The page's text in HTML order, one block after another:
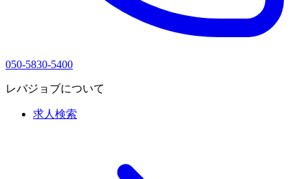
050-5830-5400
レバジョブについて
求人検索